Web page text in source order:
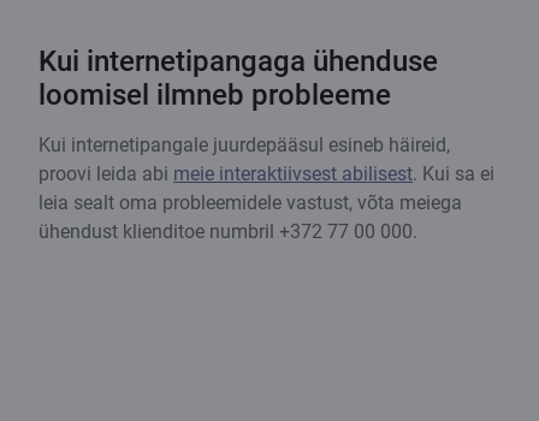
Kui internetipangaga ühenduse
loomisel ilmneb probleeme
Kui internetipangale juurdepääsul esineb häireid,
proovi leida abi meie interaktiivsest abilisest. Kui sa ei
leia sealt oma probleemidele vastust, võta meiega
ühendust klienditoe numbril +372 77 00 000.